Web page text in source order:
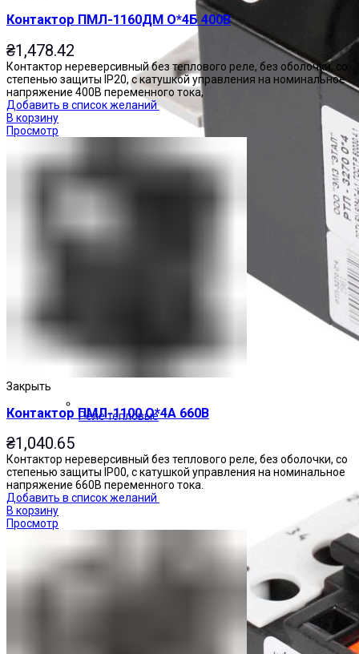
Реле тепловые
Контактор ПМЛ-1160ДМ О*4Б 400В
₴1,478.42
Контактор нереверсивный без теплового реле, без оболочки, со
степенью защиты IP20, с катушкой управления на номинальное
напряжение 400В переменного тока,
Добавить в список желаний
В корзину
Просмотр
Закрыть
Контактор ПМЛ-1100 О*4А 660В
₴1,040.65
Контактор нереверсивный без теплового реле, без оболочки, со
степенью защиты IP00, с катушкой управления на номинальное
напряжение 660В переменного тока.
Добавить в список желаний
В корзину
Просмотр